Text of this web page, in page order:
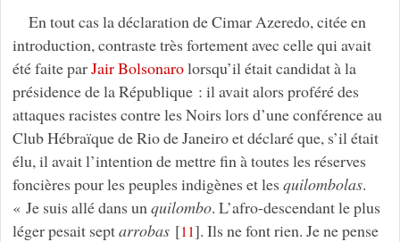
En tout cas la déclaration de Cimar Azeredo, citée en
introduction, contraste très fortement avec celle qui avait
été faite parJair Bolsonarolorsqu’il était candidat à la
présidence de la République : il avait alors proféré des
attaques racistes contre les Noirs lors d’une conférence au
Club Hébraïque de Rio de Janeiro et déclaré que, s’il était
élu, il avait l’intention de mettre fin à toutes les réserves
foncières pour les peuples indigènes et les quilombolas.
« Je suis allé dans unquilombo. L’afro-descendant le plus
léger pesait septarrobas[11]. Ils ne font rien. Je ne pense